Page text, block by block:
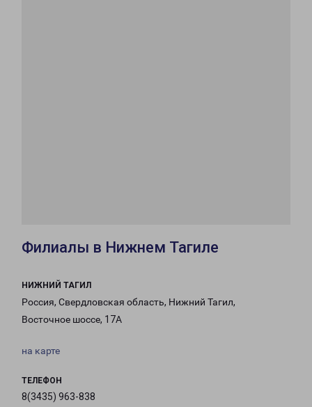
Филиалы в Нижнем Тагиле
НИЖНИЙ ТАГИЛ
Россия, Свердловская область, Нижний Тагил,
Восточное шоссе, 17А
на карте
ТЕЛЕФОН
8(3435) 963-838